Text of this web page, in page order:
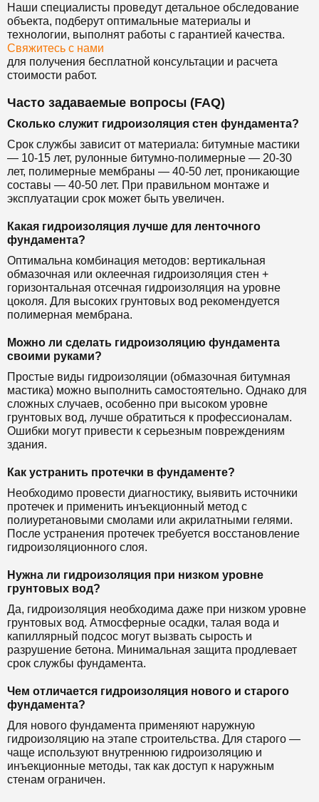
Наши специалисты проведут детальное обследование
объекта, подберут оптимальные материалы и
технологии, выполнят работы с гарантией качества.
Свяжитесь с нами
для получения бесплатной консультации и расчета
стоимости работ.
Часто задаваемые вопросы (FAQ)
Сколько служит гидроизоляция стен фундамента?
Срок службы зависит от материала: битумные мастики
— 10-15 лет, рулонные битумно-полимерные — 20-30
лет, полимерные мембраны — 40-50 лет, проникающие
составы — 40-50 лет. При правильном монтаже и
эксплуатации срок может быть увеличен.
Какая гидроизоляция лучше для ленточного
фундамента?
Оптимальна комбинация методов: вертикальная
обмазочная или оклеечная гидроизоляция стен +
горизонтальная отсечная гидроизоляция на уровне
цоколя. Для высоких грунтовых вод рекомендуется
полимерная мембрана.
Можно ли сделать гидроизоляцию фундамента
своими руками?
Простые виды гидроизоляции (обмазочная битумная
мастика) можно выполнить самостоятельно. Однако для
сложных случаев, особенно при высоком уровне
грунтовых вод, лучше обратиться к профессионалам.
Ошибки могут привести к серьезным повреждениям
здания.
Как устранить протечки в фундаменте?
Необходимо провести диагностику, выявить источники
протечек и применить инъекционный метод с
полиуретановыми смолами или акрилатными гелями.
После устранения протечек требуется восстановление
гидроизоляционного слоя.
Нужна ли гидроизоляция при низком уровне
грунтовых вод?
Да, гидроизоляция необходима даже при низком уровне
грунтовых вод. Атмосферные осадки, талая вода и
капиллярный подсос могут вызвать сырость и
разрушение бетона. Минимальная защита продлевает
срок службы фундамента.
Чем отличается гидроизоляция нового и старого
фундамента?
Для нового фундамента применяют наружную
гидроизоляцию на этапе строительства. Для старого —
чаще используют внутреннюю гидроизоляцию и
инъекционные методы, так как доступ к наружным
стенам ограничен.